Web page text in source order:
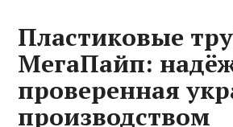
Пластиковые
МегаПайп:
проверенная
производством